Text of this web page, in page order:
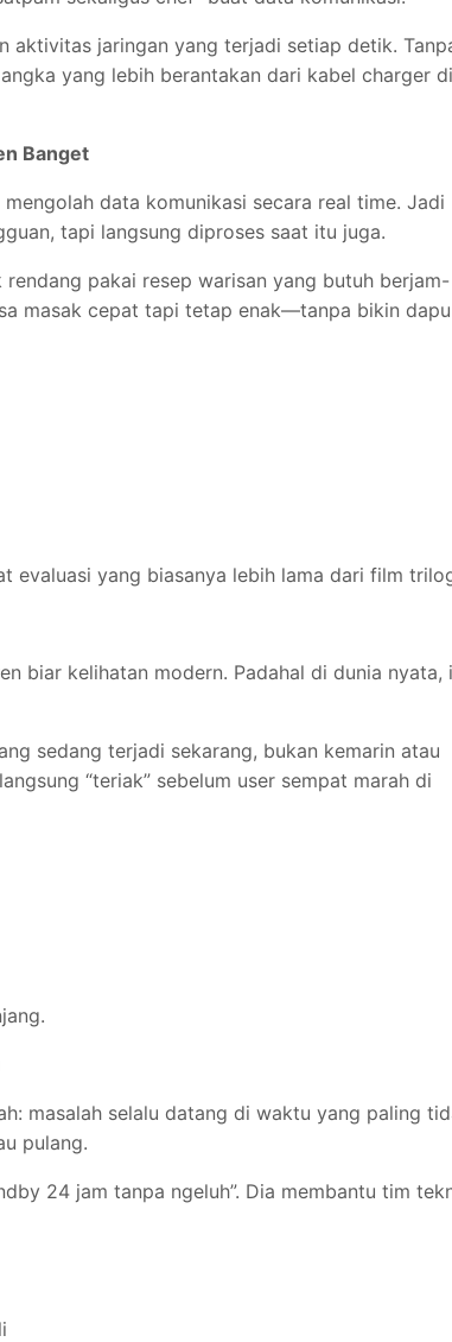
aktivitas jaringan yang terjadi setiap detik.
yang lebih berantakan dari kabel charger di
Banget
data komunikasi secara real time. Jadi
tapi langsung diproses saat itu juga.
pakai resep warisan yang butuh berjam-
masak cepat tapi tetap enak—tanpa bikin
evaluasi yang biasanya lebih lama dari film
biar kelihatan modern. Padahal di dunia nyata,
sedang terjadi sekarang, bukan kemarin atau
“teriak” sebelum user sempat marah di
masalah selalu datang di waktu yang paling
pulang.
24 jam tanpa ngeluh”. Dia membantu tim